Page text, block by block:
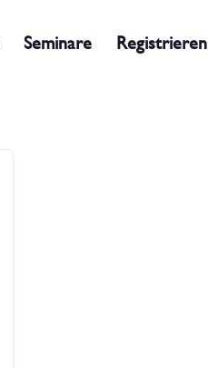
Seminare Registrieren